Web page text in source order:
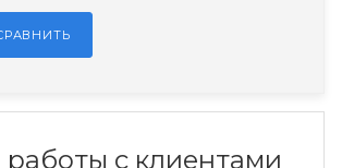
работы с клиентами